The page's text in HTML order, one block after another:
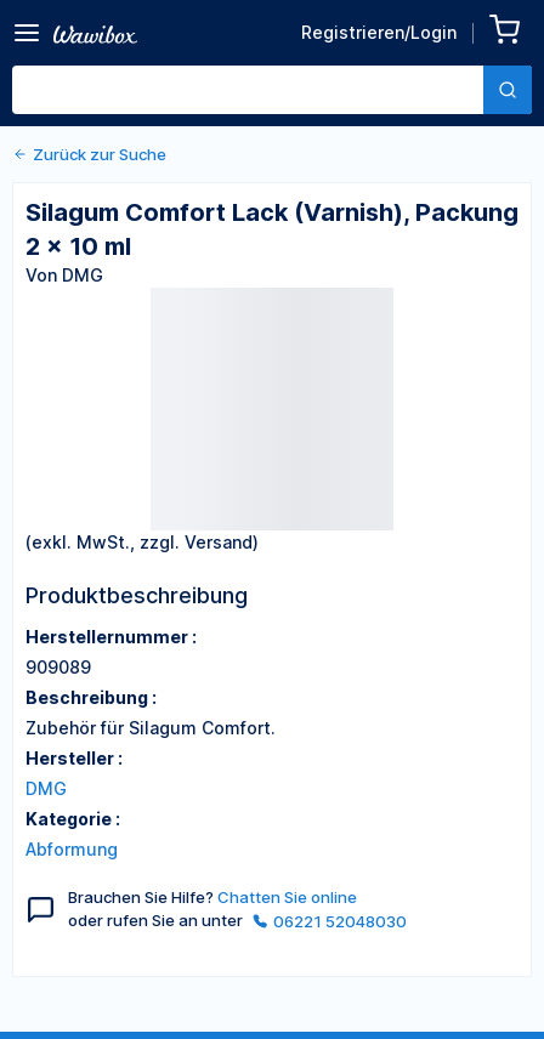
Registrieren/Login
(Varnish), Packung 2 x 10 ml
Von DMG
Zurück zu den Produktdetails
Zurück zur Suche
Silagum Comfort Lack (Varnish), Packung
2 x 10 ml
Von DMG
(exkl. MwSt., zzgl. Versand)
Produktbeschreibung
Herstellernummer :
909089
Beschreibung :
Zubehör für Silagum Comfort.
Hersteller :
DMG
Kategorie :
Abformung
Brauchen Sie Hilfe? Chatten Sie online
oder rufen Sie an unter
06221 52048030